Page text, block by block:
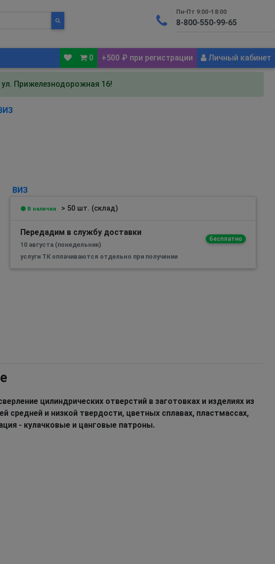
Пн-Пт 9:00-18:00
0 +500 ₽ при регистрации Личный кабинет
ул. Прижелезнодорожная 16!
ВИЗ
В наличии > 50 шт. (склад)
Передадим в службу доставки
бесплатно
10 августа (понедельник)
услуги ТК оплачиваются отдельно при получении
цилиндрических отверстий в заготовках и изделиях из
средней и низкой твердости, цветных сплавах, пластмассах,
- кулачковые и цанговые патроны.